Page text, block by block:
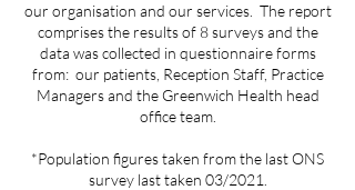
our organisation and our services. The report
comprises the results of 8 surveys and the
data was collected in questionnaire forms
from: our patients, Reception Staff, Practice
Managers and the Greenwich Health head
office team.
*Population figures taken from the last ONS
survey last taken 03/2021.